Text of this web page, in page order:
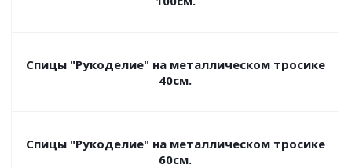
Спицы "Рукоделие" на металлическом тросике
40см.
Спицы "Рукоделие" на металлическом тросике
60см.